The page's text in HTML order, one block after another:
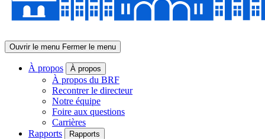
Ouvrir le menu Fermer le menu
À propos À propos
À propos du BRF
Recontrer le directeur
Notre équipe
Foire aux questions
Carrières
Rapports
Rapports